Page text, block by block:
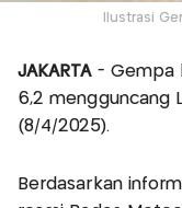
Ilustrasi
JAKARTA - Gempa
6,2 mengguncang
(8/4/2025).
Berdasarkan